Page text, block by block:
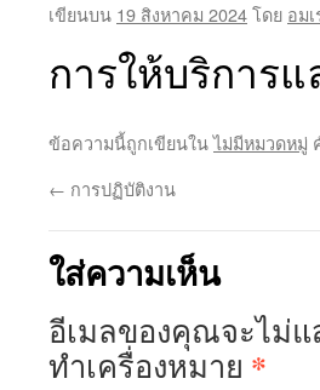
เขียนบน 19 สิงหาคม 2024โดย อม
การให้บริการ
ข้อความนี้ถูกเขียนในไม่มีหมวดหมู่
← การปฏิบัติงาน
ใส่ความเห็น
อีเมลของคุณจะไม่
ทำเครื่องหมาย *